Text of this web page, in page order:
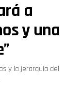
a
y una
y la jerarquía del